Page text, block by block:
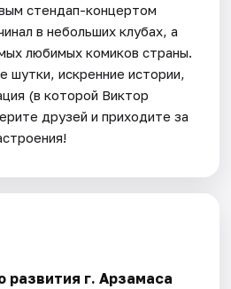
стендап-концертом
в небольших клубах, а
любимых комиков страны.
шутки, искренние истории,
(в которой Виктор
друзей и приходите за
развития г. Арзамаса